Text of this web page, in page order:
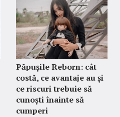
Păpușile Reborn: cât
costă, ce avantaje au și
ce riscuri trebuie să
cunoști înainte să
cumperi